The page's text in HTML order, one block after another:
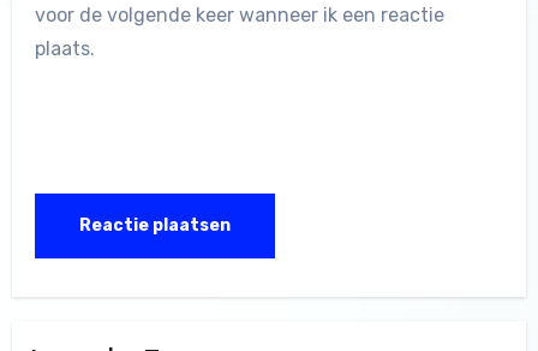
voor de volgende keer wanneer ik een reactie
plaats.